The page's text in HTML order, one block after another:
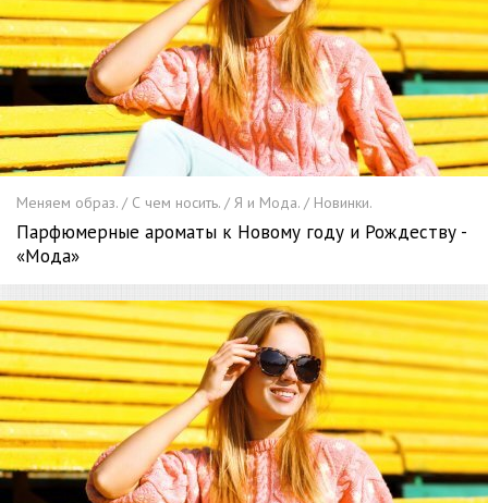
Меняем образ. / С чем носить. / Я и Мода. / Новинки.
Парфюмерные ароматы к Новому году и Рождеству -
«Мода»